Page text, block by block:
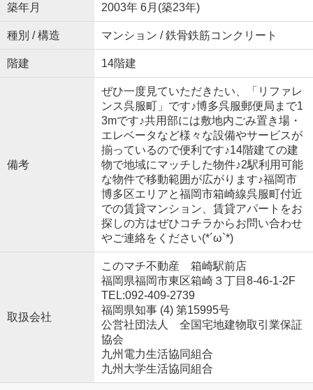
築年月 2003年 6月(築23年)
種別 / 構造 マンション / 鉄骨鉄筋コンクリート
階建 14階建
備考
ぜひ一度見ていただきたい、「リファレ
ンス呉服町」です♪博多呉服郵便局まで1
3mです♪共用部には敷地内ごみ置き場・
エレベータなど様々な設備やサービスが
揃っているので便利です♪14階建ての建
物で地域にマッチした物件♪2駅利用可能
な物件で移動範囲が広がります♪福岡市
博多区エリアと福岡市箱崎線呉服町付近
での賃貸マンション、賃貸アパートをお
探しの方はぜひコチラからお問い合わせ
やご連絡をください(*´ω`*)
取扱会社
このマチ不動産 箱崎駅前店
福岡県福岡市東区箱崎３丁目8-46-1-2F
TEL:092-409-2739
福岡県知事 (4) 第15995号
公営社団法人 全国宅地建物取引業保証
協会
九州電力生活協同組合
九州大学生活協同組合